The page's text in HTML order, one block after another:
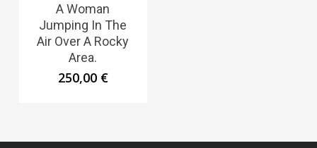
A Woman
Jumping In The
Air Over A Rocky
Area.
250,00 €